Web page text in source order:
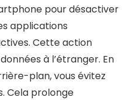
pour désactiver
applications
Cette action
à l’étranger. En
plan, vous évitez
Cela prolonge